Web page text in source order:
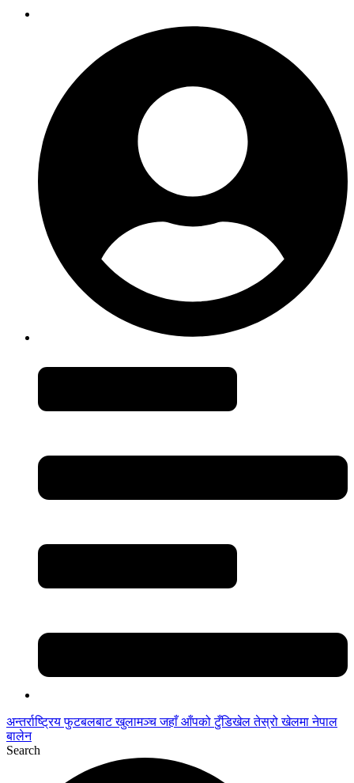
अन्तर्राष्ट्रिय फुटबलबाट खुलामञ्च जहाँ आँपको टुँडिखेल तेस्रो खेलमा नेपाल
बालेन
Search